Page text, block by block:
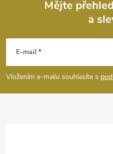
p
a
Mějte
a
E-mail
Vložením e-mailu souhlasíte s